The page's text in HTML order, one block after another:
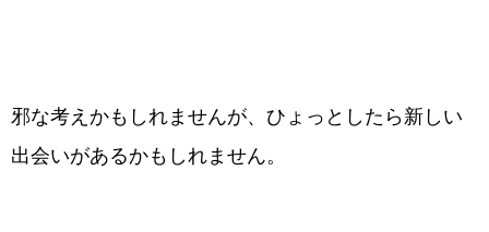
邪な考えかもしれませんが、ひょっとしたら新しい
出会いがあるかもしれません。